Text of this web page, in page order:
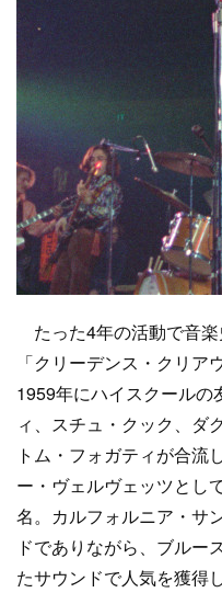
たった4年の活動で音
「クリーデンス・クリア
1959年にハイスクールの
ィ、スチュ・クック、ダ
トム・フォガティが合流
ー・ヴェルヴェッツとし
名。カルフォルニア・サ
ドでありながら、ブルー
たサウンドで人気を獲得